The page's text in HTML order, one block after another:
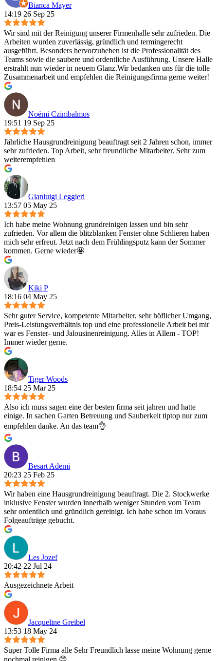
Bianca Mayer
14:19 26 Sep 25
Wir sind mit der Reinigung unserer Firmenhalle sehr zufrieden. Die
Arbeiten wurden zuverlässig, gründlich und termingerecht
ausgeführt. Besonders hervorzuheben ist die Professionalität des
Teams sowie die saubere und ordentliche Ausführung. Unsere Halle
erstrahlt nun wieder in neuem Glanz.Wir bedanken uns für die tolle
Zusammenarbeit und empfehlen die Reinigungsfirma gerne weiter!
Noémi Czimbalmos
19:51 19 Sep 25
Jährliche Hausgrundreinigung beauftragt seit 2 Jahren schon, immer
sehr zufrieden. Top Arbeit, sehr freundliche Mitarbeiter. Sehr zum
weiterempfehlen
Gianluigi Leggieri
13:57 05 May 25
Ich habe meine Wohnung grundreinigen lassen und bin sehr
zufrieden. Vor allem die blitzblanken Fenster ohne Schlieren haben
mich sehr erfreut. Jetzt nach dem Frühlingsputz kann der Sommer
kommen. Gerne wieder🤩
Kiki P
18:16 04 May 25
Sehr guter Service, kompetente Mitarbeiter, sehr höflicher Umgang,
Preis-Leistungsverhältnis top und eine professionelle Arbeit bei mir
war es Fenster- und Jalousinenreinigung. Alles in Allem - TOP!
Immer wieder gerne.
Tiger Woods
18:54 25 Mar 25
Also ich muss sagen eine der besten firma seit jahren und hatte
einige. In sachen Garten Betreuung und Sauberkeit tiptop nur zum
empfehlen danke. An das team👌
Besart Ademi
20:23 25 Feb 25
Wir haben eine Hausgrundreinigung beauftragt. Die 2. Stockwerke
inklusive Fenster wurden innerhalb weniger Stunden vom Team
sehr ordentlich und gründlich gereinigt. Ich habe schon im Voraus
Folgeaufträge gebucht.
Les Jozef
20:42 22 Jul 24
Ausgezeichnete Arbeit
Jacqueline Greibel
13:53 18 May 24
Super Tolle Firma alle Sehr Freundlich lasse meine Wohnung gerne
nochmal reinigen 😊